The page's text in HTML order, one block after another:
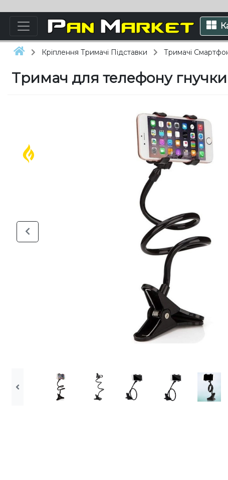
Кріплення Тримачі Підставки Тримачі
Тримач для телефону